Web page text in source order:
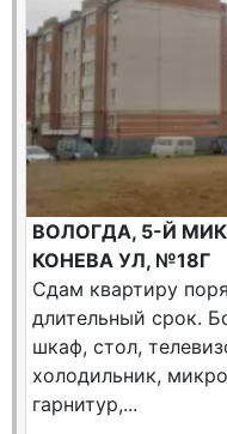
ВОЛОГДА, 5-Й
КОНЕВА УЛ, №18Г
Сдам квартиру
длительный срок.
шкаф, стол,
холодильник,
гарнитур,...